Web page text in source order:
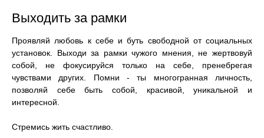
Выходить за рамки
Проявляй любовь к себе и буть свободной от социальных
установок. Выходи за рамки чужого мнения, не жертвовуй
собой, не фокусируйся только на себе, пренебрегая
чувствами других. Помни - ты многогранная личность,
позволяй себе быть собой, красивой, уникальной и
интересной.
Стремись жить счастливо.